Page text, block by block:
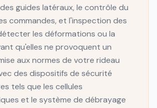
guides latéraux, le contrôle du
commandes, et l'inspection des
les déformations ou la
qu'elles ne provoquent un
aux normes de votre rideau
des dispositifs de sécurité
tels que les cellules
et le système de débrayage